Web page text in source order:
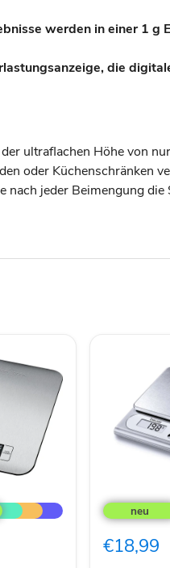
werden in einer 1 g
die
ultraflachen Höhe von
oder Küchenschränken
jeder Beimengung
KS
22
€18,99